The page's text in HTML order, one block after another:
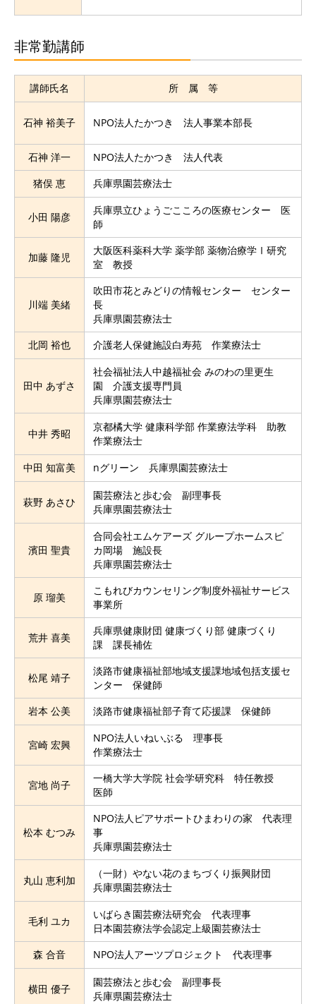
非常勤講師
講師氏名 所 属 等
石神 裕美子 NPO法人たかつき 法人事業本部長
石神 洋一
NPO法人たかつき 法人代表
猪俣 恵
兵庫県園芸療法士
小田 陽彦
兵庫県立ひょうごこころの医療センター 医
師
加藤 隆児
大阪医科薬科大学 薬学部 薬物治療学Ⅰ研究
室 教授
川端 美緒
吹田市花とみどりの情報センター センター
長
兵庫県園芸療法士
北岡 裕也
介護老人保健施設白寿苑 作業療法士
田中 あずさ
社会福祉法人中越福祉会 みのわの里更生
園 介護支援専門員
兵庫県園芸療法士
中井 秀昭
京都橘大学 健康科学部 作業療法学科 助教
作業療法士
中田 知富美
nグリーン 兵庫県園芸療法士
萩野 あさひ
園芸療法と歩む会 副理事長
兵庫県園芸療法士
濱田 聖貴
合同会社エムケアーズ グループホームスピ
カ岡場 施設長
兵庫県園芸療法士
原 瑠美
こもれびカウンセリング制度外福祉サービス
事業所
荒井 喜美
兵庫県健康財団 健康づくり部 健康づくり
課 課長補佐
松尾 靖子
淡路市健康福祉部地域支援課地域包括支援セ
ンター 保健師
岩本 公美
淡路市健康福祉部子育て応援課 保健師
宮崎 宏興
NPO法人いねいぶる 理事長
作業療法士
宮地 尚子
一橋大学大学院 社会学研究科 特任教授
医師
松本 むつみ
NPO法人ピアサポートひまわりの家 代表理
事
兵庫県園芸療法士
丸山 恵利加
（一財）やない花のまちづくり振興財団
兵庫県園芸療法士
毛利 ユカ
いばらき園芸療法研究会 代表理事
日本園芸療法学会認定上級園芸療法士
森 合音
NPO法人アーツプロジェクト 代表理事
横田 優子
園芸療法と歩む会 副理事長
兵庫県園芸療法士